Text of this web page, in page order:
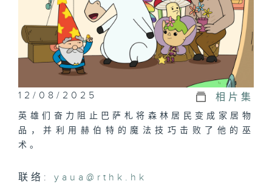
12/08/2025 相片集
英雄们奋力阻止巴萨札将森林居民变成家居物
品，并利用赫伯特的魔法技巧击败了他的巫
术。
联络:yaua@rthk.hk